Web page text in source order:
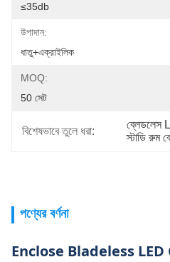
≤35db
উপাদান:
ধাতু+এক্রাইলিক
MOQ:
50 সেট
বিশেষভাবে তুলে ধরা:
ব্লেডলেস
স্টাডি রুম
পণ্যের বর্ণনা
Enclose Bladeless